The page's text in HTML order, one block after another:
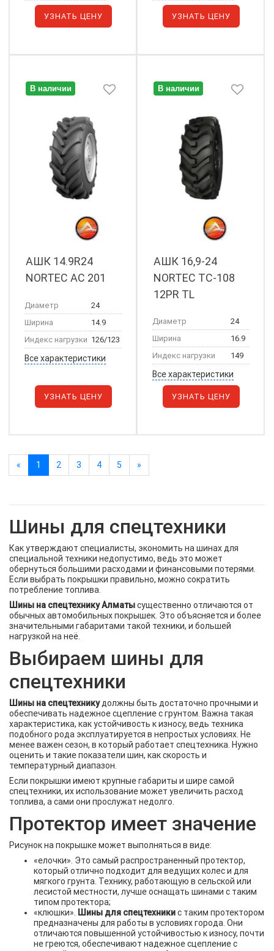
УЗНАТЬ ЦЕНУ УЗНАТЬ ЦЕНУ
В наличии
АШК 14.9R24
NORTEC AC 201
Диаметр
24
Ширина
14.9
Индекс нагрузки 126/123
Все характеристики
УЗНАТЬ ЦЕНУ
В наличии
АШК 16,9-24
NORTEC TC-108
12PR TL
Диаметр
24
Ширина
16.9
Индекс нагрузки
149
Все характеристики
УЗНАТЬ ЦЕНУ
« 1 2 3 4 5 »
Шины для спецтехники
Как утверждают специалисты, экономить на шинах для
специальной техники недопустимо, ведь это может
обернуться большими расходами и финансовыми потерями.
Если выбрать покрышки правильно, можно сократить
потребление топлива.
Шины на спецтехнику Алматысущественно отличаются от
обычных автомобильных покрышек. Это объясняется и более
значительными габаритами такой техники, и большей
нагрузкой на неё.
Выбираем шины для
спецтехники
Шины на спецтехникудолжны быть достаточно прочными и
обеспечивать надежное сцепление с грунтом. Важна такая
характеристика, как устойчивость к износу, ведь техника
подобного рода эксплуатируется в непростых условиях. Не
менее важен сезон, в который работает спецтехника. Нужно
оценить и такие показатели шин, как скорость и
температурный диапазон.
Если покрышки имеют крупные габариты и шире самой
спецтехники, их использование может увеличить расход
топлива, а сами они прослужат недолго.
Протектор имеет значение
Рисунок на покрышке может выполняться в виде:
«елочки». Это самый распространенный протектор,
который отлично подходит для ведущих колес и для
мягкого грунта. Технику, работающую в сельской или
лесистой местности, лучше оснащать шинами с таким
типом протектора;
«клюшки».
Шины для спецтехникис таким протектором
предназначены для работы в условиях города. Они
отличаются повышенной устойчивостью к износу, почти
не греются, обеспечивают надежное сцепление с